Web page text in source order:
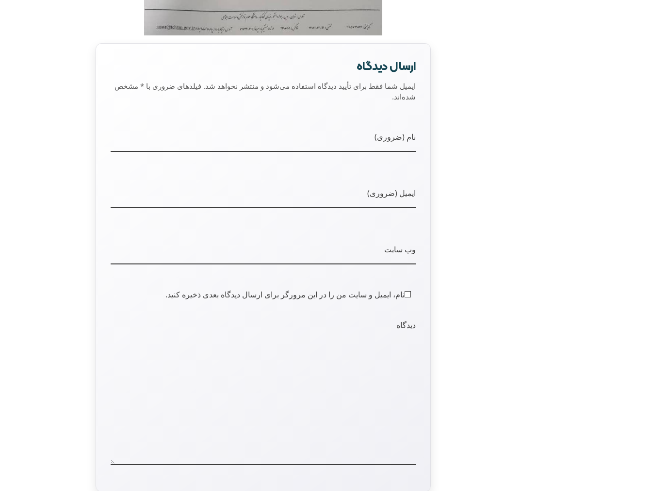
نام (ضروری)
ایمیل (ضروری)
وب سایت
نام، ایمیل و سایت من را در این مرورگر برای ارسال دیدگاه بعدی ذخیره کنید.
دیدگاه